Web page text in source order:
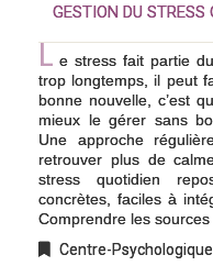
GESTION DU STRESS
L e stress fait partie
trop longtemps, il peut
bonne nouvelle, c’est
mieux le gérer sans
Une approche
retrouver plus de
stress quotidien
concrètes, faciles à
Comprendre les
Centre-